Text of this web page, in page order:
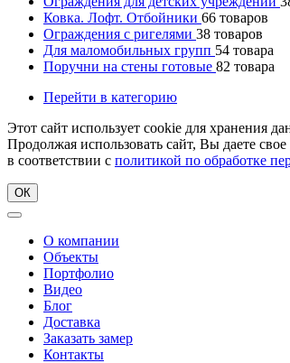
Ковка. Лофт. Отбойники 66 товаров
Ограждения с ригелями 38 товаров
Для маломобильных групп 54 товара
Поручни на стены готовые 82 товара
Перейти в категорию
Этот сайт использует cookie для хранения
Продолжая использовать сайт, Вы даете свое
в соответствии с политикой по обработке
ОК
О компании
Объекты
Портфолио
Видео
Блог
Доставка
Заказать замер
Контакты